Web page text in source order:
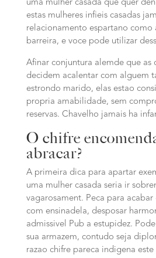
uma mulher casada que quer
estas mulheres infieis casadas
relacionamento espartano como
barreira, e voce pode utilizar
Afinar conjuntura alemde que as
decidem acalentar com alguem
estrondo marido, elas estao
propria amabilidade, sem
reservas. Chavelho jamais ha
O chifre
abracar?
A primeira dica para apartar
uma mulher casada seria ir
vagarosament. Peca para
com ensinadela, desposar
admissivel Pub a estupidez.
sua armazem, contudo seja
razao chifre pareca indigena